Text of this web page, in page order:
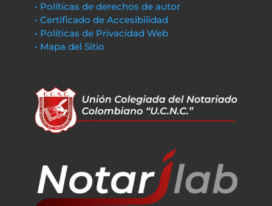
• Políticas de derechos de autor
• Certificado de Accesibilidad
• Políticas de Privacidad Web
• Mapa del Sitio